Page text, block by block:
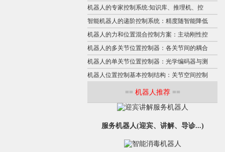
机器人的专家控制系统:知识库、推理机、控
智能机器人的递阶控制系统：精度随智能降低
机器人的力和位置混合控制方案：主动刚性控
机器人的多关节位置控制器：各关节间的耦合
机器人的单关节位置控制器：光学编码器与测
机器人位置控制基本控制结构：关节空间控制
== 机器人推荐==
服务机器人(迎宾、讲解、导诊...)